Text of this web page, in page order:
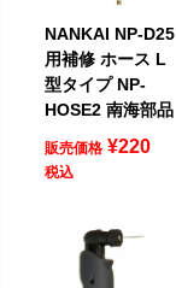
NANKAI NP-D25
用補修 ホース L
型タイプ NP-
HOSE2 南海部品
販売価格 ¥220
税込